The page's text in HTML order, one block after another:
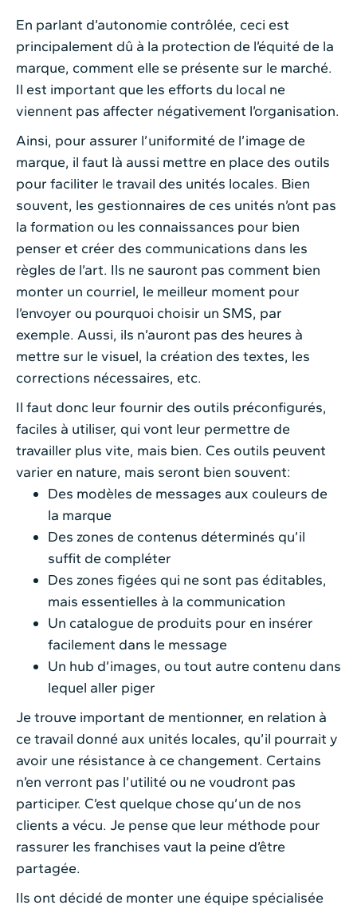
En parlant d’autonomie contrôlée, ceci est
principalement dû à la protection de l’équité de la
marque, comment elle se présente sur le marché.
Il est important que les efforts du local ne
viennent pas affecter négativement l’organisation.
Ainsi, pour assurer l’uniformité de l’image de
marque, il faut là aussi mettre en place des outils
pour faciliter le travail des unités locales. Bien
souvent, les gestionnaires de ces unités n’ont pas
la formation ou les connaissances pour bien
penser et créer des communications dans les
règles de l’art. Ils ne sauront pas comment bien
monter un courriel, le meilleur moment pour
l’envoyer ou pourquoi choisir un SMS, par
exemple. Aussi, ils n’auront pas des heures à
mettre sur le visuel, la création des textes, les
corrections nécessaires, etc.
Il faut donc leur fournir des outils préconfigurés,
faciles à utiliser, qui vont leur permettre de
travailler plus vite, mais bien. Ces outils peuvent
varier en nature, mais seront bien souvent:
Des modèles de messages aux couleurs de
la marque
Des zones de contenus déterminés qu’il
suffit de compléter
Des zones figées qui ne sont pas éditables,
mais essentielles à la communication
Un catalogue de produits pour en insérer
facilement dans le message
Un hub d’images, ou tout autre contenu dans
lequel aller piger
Je trouve important de mentionner, en relation à
ce travail donné aux unités locales, qu’il pourrait y
avoir une résistance à ce changement. Certains
n’en verront pas l’utilité ou ne voudront pas
participer. C’est quelque chose qu’un de nos
clients a vécu. Je pense que leur méthode pour
rassurer les franchises vaut la peine d’être
partagée.
Ils ont décidé de monter une équipe spécialisée